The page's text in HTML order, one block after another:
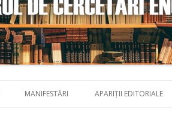
MANIFESTĂRI APARIȚII EDITORIALE